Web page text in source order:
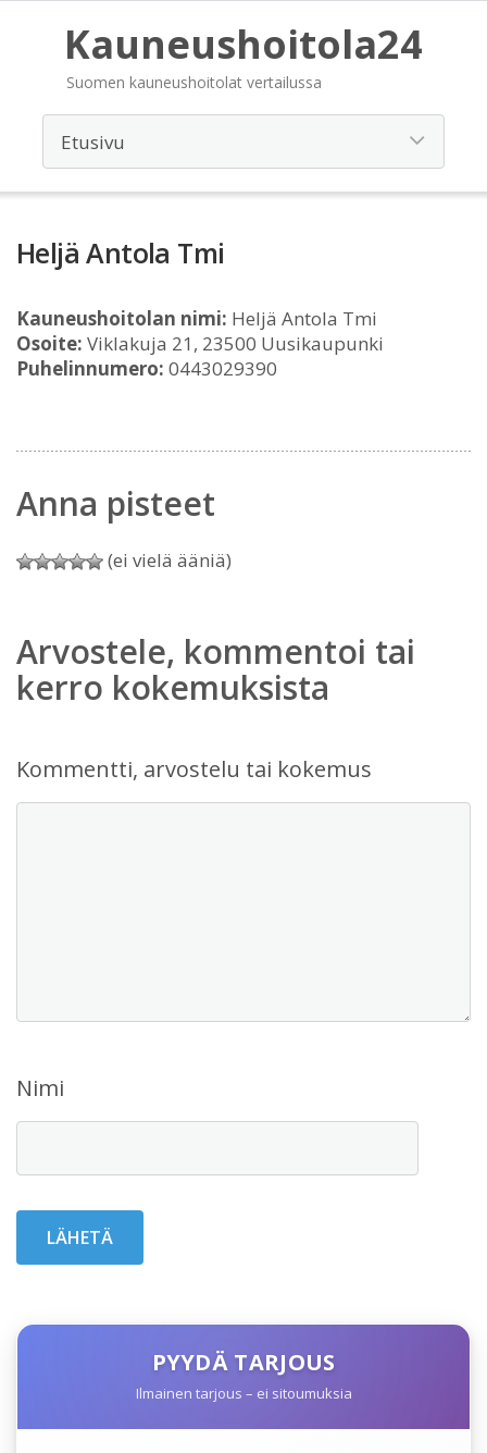
Kauneushoitola24
Suomen kauneushoitolat vertailussa
Heljä Antola Tmi
Kauneushoitolan nimi: Heljä Antola Tmi
Osoite: Viklakuja 21, 23500 Uusikaupunki
Puhelinnumero: 0443029390
Anna pisteet
(ei vielä ääniä)
Arvostele, kommentoi tai
kerro kokemuksista
Kommentti, arvostelu tai kokemus
Nimi
PYYDÄ TARJOUS
Ilmainen tarjous – ei sitoumuksia